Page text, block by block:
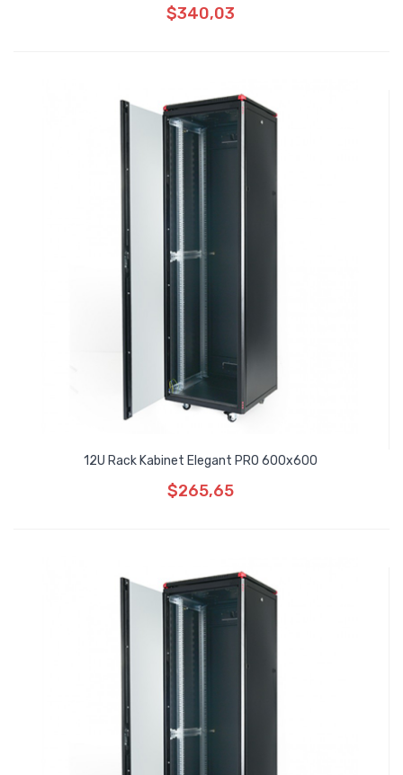
$340,03
12U Rack Kabinet Elegant PRO 600x600
$265,65